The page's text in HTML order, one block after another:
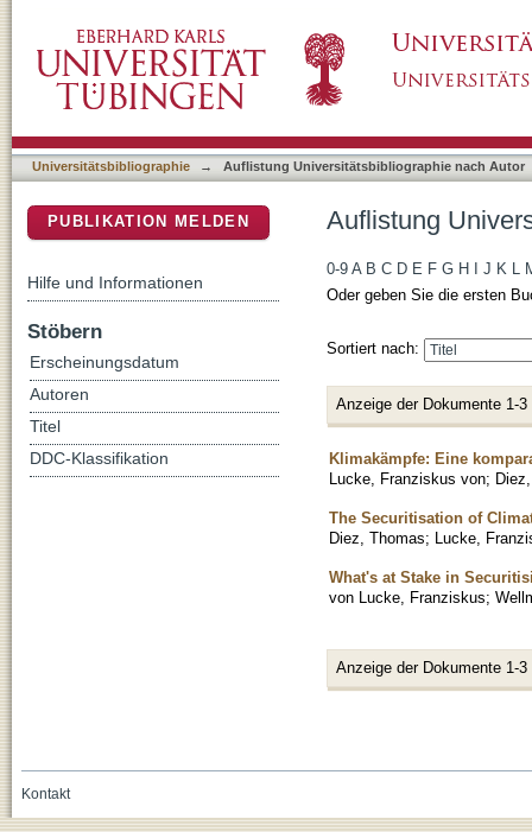
Universitätsbibliographie → Auflistung Universitätsbibliographie nach Autor
Auflistung
0-9 A B C D E F G H J K L
Oder geben Sie die ersten
Sortiert nach:
Anzeige der Dokumente 1-3
Klimakämpfe: Eine
Lucke, Franziskus von;
The Securitisation of
Diez, Thomas; Lucke,
What's at Stake in
von Lucke, Franziskus;
Anzeige der Dokumente 1-3
PUBLIKATION MELDEN
Hilfe und Informationen
Stöbern
Erscheinungsdatum
Autoren
Titel
DDC-Klassifikation
Kontakt